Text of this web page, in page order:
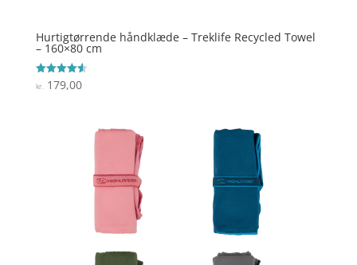
Hurtigtørrende håndklæde – Treklife Recycled Towel
– 160×80 cm
Vurderet
4.6
kr.179,00